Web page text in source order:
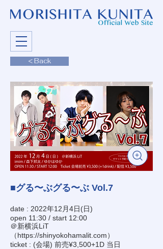
< Back
■グる〜ぶグる〜ぶ Vol.7
date : 2022年12月4日(日)
open 11:30 / start 12:00
＠新横浜LiT
（https://shinyokohamalit.com）
ticket : (会場) 前売¥3,500+1D 当日